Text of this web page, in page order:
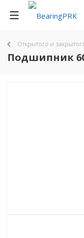
Открытого и
Подшипник